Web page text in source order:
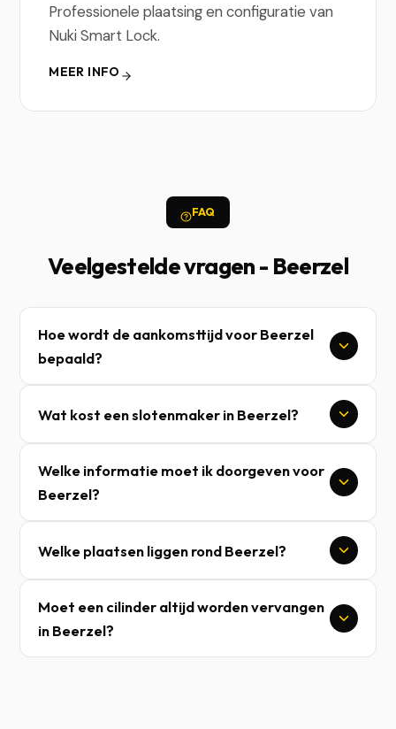
Professionele plaatsing en configuratie van
Nuki Smart Lock.
MEER INFO
FAQ
Veelgestelde vragen - Beerzel
Hoe wordt de aankomsttijd voor Beerzel
bepaald?
Wat kost een slotenmaker in Beerzel?
Welke informatie moet ik doorgeven voor
Beerzel?
Welke plaatsen liggen rond Beerzel?
Moet een cilinder altijd worden vervangen
in Beerzel?